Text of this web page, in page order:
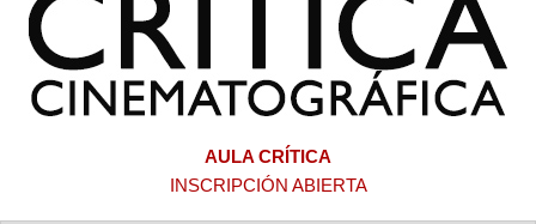
AULA CRÍTICA
INSCRIPCIÓN ABIERTA